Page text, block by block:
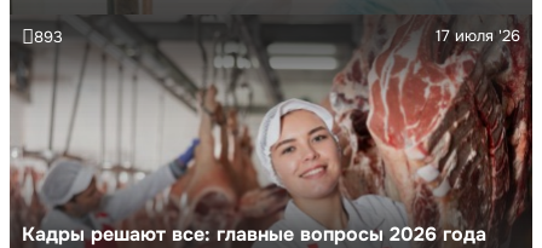
Кадры решают все: главные вопросы 2026 года
17 июля '26
893